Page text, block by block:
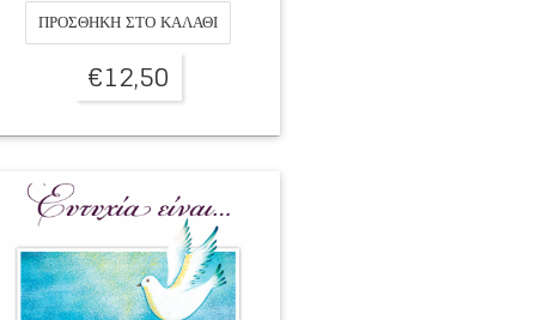
ΠΡΟΣΘΉΚΗ ΣΤΟ ΚΑΛΆΘΙ
€12,50